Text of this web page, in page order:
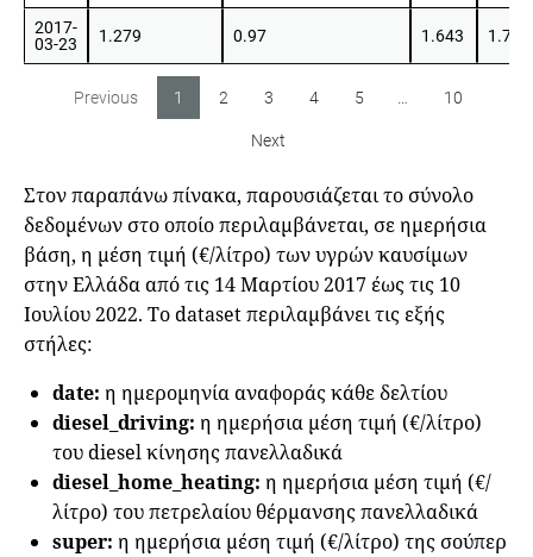
2017-
03-23
1.279 0.97 1.643 1.718
Previous 1 2 3 4 5 … 10
Next
Στον παραπάνω πίνακα, παρουσιάζεται το σύνολο
δεδομένων στο οποίο περιλαμβάνεται, σε ημερήσια
βάση, η μέση τιμή (€/λίτρο) των υγρών καυσίμων
στην Ελλάδα από τις 14 Μαρτίου 2017 έως τις 10
Ιουλίου 2022. Το dataset περιλαμβάνει τις εξής
στήλες:
date: η ημερομηνία αναφοράς κάθε δελτίου
diesel_driving: η ημερήσια μέση τιμή (€/λίτρο)
του diesel κίνησης πανελλαδικά
diesel_home_heating: η ημερήσια μέση τιμή (€/
λίτρο) του πετρελαίου θέρμανσης πανελλαδικά
super: η ημερήσια μέση τιμή (€/λίτρο) της σούπερ